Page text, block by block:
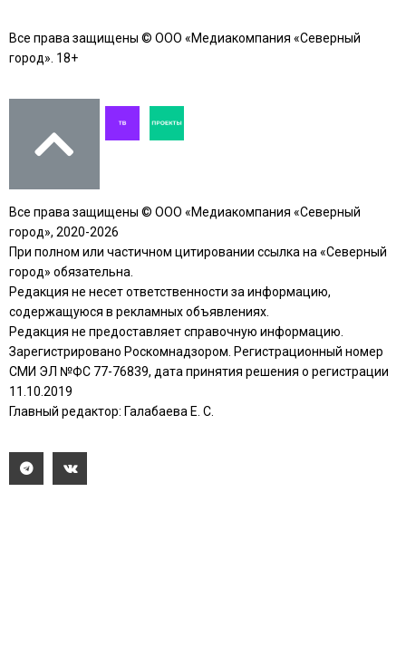
Все права защищены © ООО «Медиакомпания «Северный
город». 18+
Все права защищены © ООО «Медиакомпания «Северный
город», 2020-2026
При полном или частичном цитировании ссылка на «Северный
город» обязательна.
Редакция не несет ответственности за информацию,
содержащуюся в рекламных объявлениях.
Редакция не предоставляет справочную информацию.
Зарегистрировано Роскомнадзором. Регистрационный номер
СМИ ЭЛ №ФС 77-76839, дата принятия решения о регистрации
11.10.2019
Главный редактор: Галабаева Е. С.